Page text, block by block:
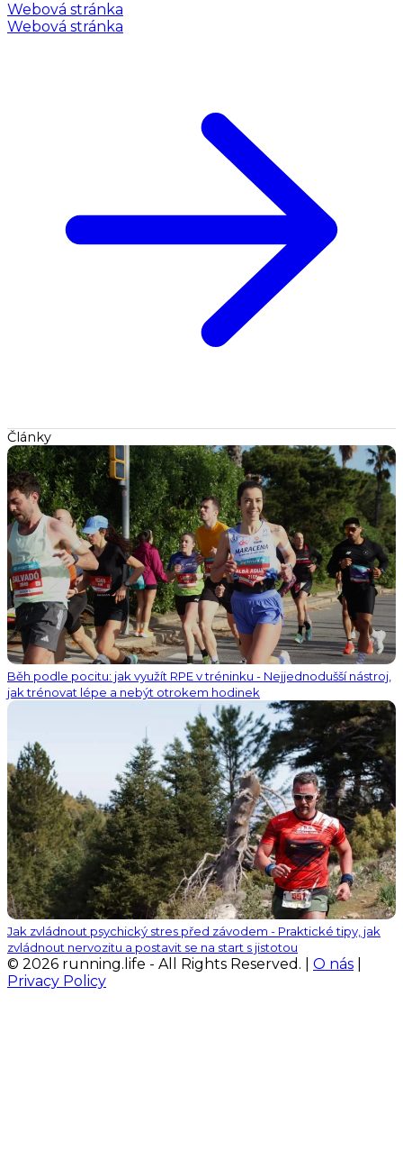
Webová stránka
Webová stránka
Články
Běh podle pocitu: jak využít RPE v tréninku - Nejjednodušší nástroj,
jak trénovat lépe a nebýt otrokem hodinek
Jak zvládnout psychický stres před závodem - Praktické tipy, jak
zvládnout nervozitu a postavit se na start s jistotou
© 2026 running.life - All Rights Reserved. | O nás
Privacy Policy